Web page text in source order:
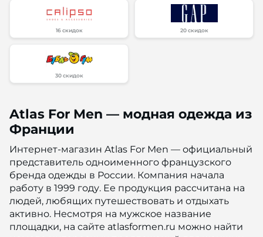
16 скидок 20 скидок
30 скидок
Atlas For Men — модная одежда из
Франции
Интернет-магазин Atlas For Men — официальный
представитель одноименного французского
бренда одежды в России. Компания начала
работу в 1999 году. Ее продукция рассчитана на
людей, любящих путешествовать и отдыхать
активно. Несмотря на мужское название
площадки, на сайте atlasformen.ru можно найти